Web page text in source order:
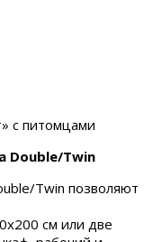
с питомцами
Double/Twin
Twin позволяют
см или две